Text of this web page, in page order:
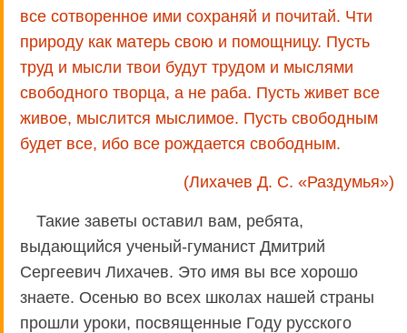
все сотворенное ими сохраняй и почитай. Чти
природу как матерь свою и помощницу. Пусть
труд и мысли твои будут трудом и мыслями
свободного творца, а не раба. Пусть живет все
живое, мыслится мыслимое. Пусть свободным
будет все, ибо все рождается свободным.
(Лихачев Д. С. «Раздумья»)
Такие заветы оставил вам, ребята,
выдающийся ученый-гуманист Дмитрий
Сергеевич Лихачев. Это имя вы все хорошо
знаете. Осенью во всех школах нашей страны
прошли уроки, посвященные Году русского